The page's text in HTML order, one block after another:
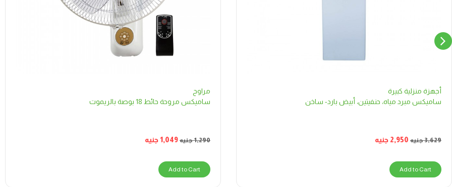
أجهزة منزلية كبيرة
ساميكس مبرد مياه، حنفيتين، أبيض بارد- ساخن
3,629جنيه 2,950 جنيه
Add to Cart
مراوح
ساميكس مروحة حائط 18 بوصة بالريموت
1,290جنيه 1,049جنيه
Add to Cart